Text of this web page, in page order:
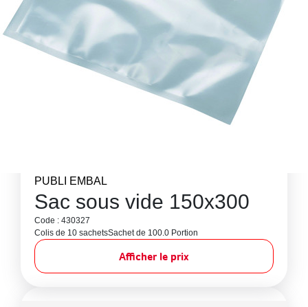
PUBLI EMBAL
Sac sous vide 150x300
Code : 430327
Colis de 10 sachetsSachet de 100.0 Portion
Afficher le prix